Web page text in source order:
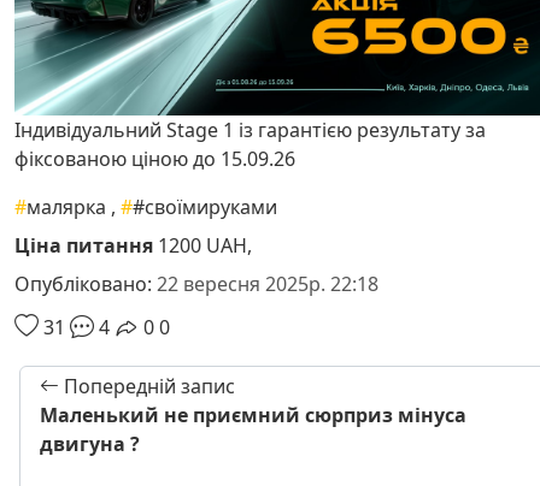
Індивідуальний Stage 1 із гарантією результату за
фіксованою ціною до 15.09.26
#малярка , ##своїмируками
Ціна питання 1200 UAH,
Опубліковано: 22 вересня 2025р. 22:18
31
4 00
Попередній запис
Маленький не приємний сюрприз мінуса
двигуна ?